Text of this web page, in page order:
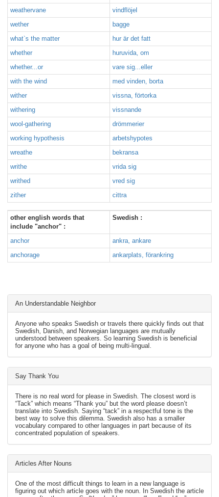
weathervane
vindflöjel
wether
bagge
what`s the matter
hur är det fatt
whether
huruvida, om
whether...or
vare sig...eller
with the wind
med vinden, borta
wither
vissna, förtorka
withering
vissnande
wool-gathering
drömmerier
working hypothesis
arbetshypotes
wreathe
bekransa
writhe
vrida sig
writhed
vred sig
zither
cittra
other english words that
include "anchor" :
Swedish :
anchor
ankra, ankare
anchorage
ankarplats, förankring
An Understandable Neighbor
Anyone who speaks Swedish or travels there quickly finds out that
Swedish, Danish, and Norwegian languages are mutually
understood between speakers. So learning Swedish is beneficial
for anyone who has a goal of being multi-lingual.
Say Thank You
There is no real word for please in Swedish. The closest word is
“Tack” which means “Thank you” but the word please doesn’t
translate into Swedish. Saying “tack” in a respectful tone is the
best way to solve this dilemma. Swedish also has a smaller
vocabulary compared to other languages in part because of its
concentrated population of speakers.
Articles After Nouns
One of the most difficult things to learn in a new language is
figuring out which article goes with the noun. In Swedish the article